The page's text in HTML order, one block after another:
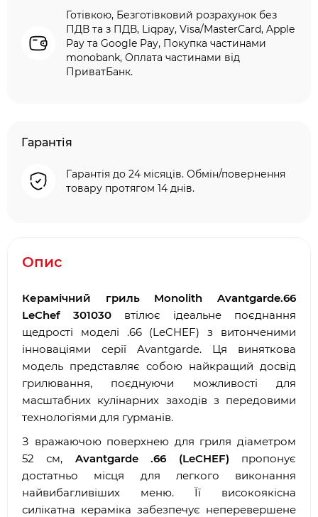
Готівкою, Безготівковий розрахунок без
ПДВ та з ПДВ, Liqpay, Visa/MasterCard, Apple
Pay та Google Pay, Покупка частинами
monobank, Оплата частинами від
ПриватБанк.
Гарантія
Гарантія до 24 місяців. Обмін/повернення
товару протягом 14 днів.
Опис
Керамічний гриль Monolith Avantgarde.66
LeChef 301030 втілює ідеальне поєднання
щедрості моделі .66 (LeCHEF) з витонченими
інноваціями серії Avantgarde. Ця виняткова
модель представляє собою найкращий досвід
грилювання, поєднуючи можливості для
масштабних кулінарних заходів з передовими
технологіями для гурманів.
З вражаючою поверхнею для гриля діаметром
52 см, Avantgarde .66 (LeCHEF) пропонує
достатньо місця для легкого виконання
найвибагливіших меню. Її високоякісна
силікатна кераміка забезпечує неперевершене